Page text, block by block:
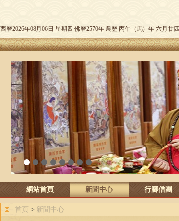
西曆2026年08月06日 星期四 佛曆2570年 農歷 丙午（馬）年 六月廿四
1 3 4 5 6 7 8
網站首頁 新聞中心 行腳僧團
首页 > 新聞中心